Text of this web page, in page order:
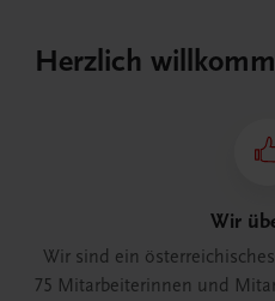
Herzlich
Wir
Wir sind ein
75 Mitarbeiterinnen und